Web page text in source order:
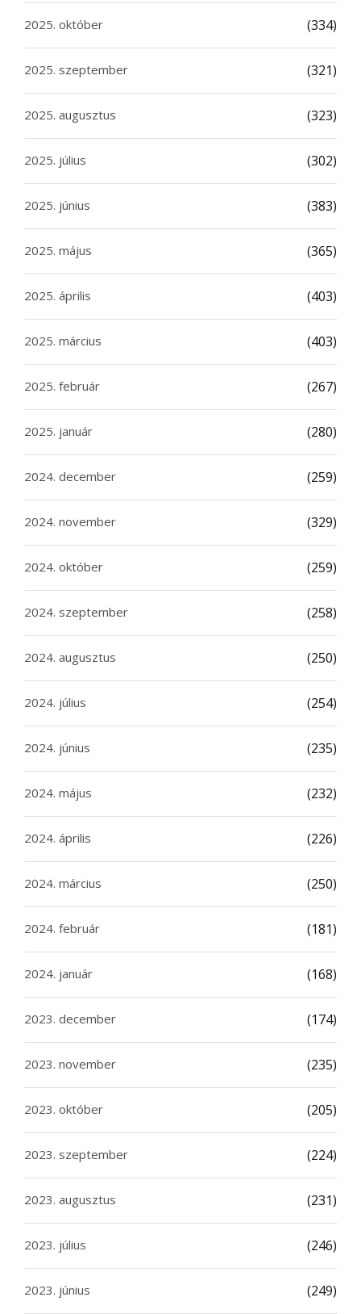
2025. október (334)
2025. szeptember (321)
2025. augusztus (323)
2025. július (302)
2025. június (383)
2025. május (365)
2025. április (403)
2025. március (403)
2025. február (267)
2025. január (280)
2024. december (259)
2024. november (329)
2024. október (259)
2024. szeptember (258)
2024. augusztus (250)
2024. július (254)
2024. június (235)
2024. május (232)
2024. április (226)
2024. március (250)
2024. február (181)
2024. január (168)
2023. december (174)
2023. november (235)
2023. október (205)
2023. szeptember (224)
2023. augusztus (231)
2023. július (246)
2023. június (249)